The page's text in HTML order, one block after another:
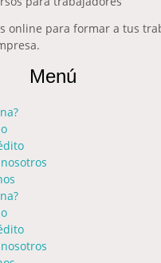
online para formar a tus
Menú